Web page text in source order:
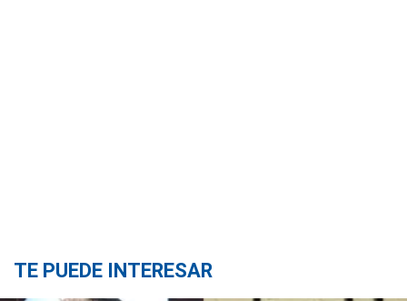
TE PUEDE INTERESAR